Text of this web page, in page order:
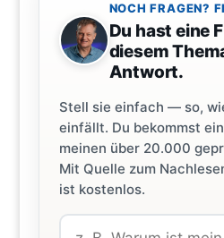
NOCH FRAGEN?
Du hast eine
diesem
Antwort.
Stell sie einfach — so,
einfällt. Du bekommst
meinen über 20.000
Mit Quelle zum
ist kostenlos.